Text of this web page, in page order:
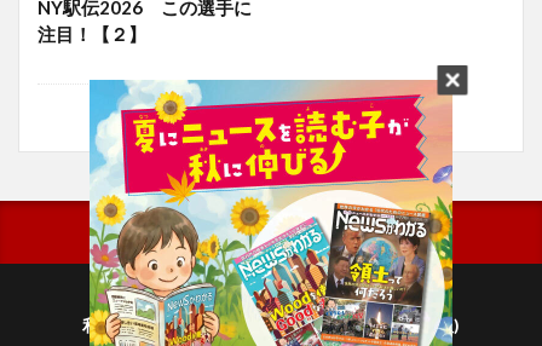
NY駅伝2026 この選手に
注目！【２】
利用規約
プライバシーポリシー(毎日新聞出版)